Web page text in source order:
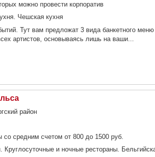
можно провести корпоратив
Чешская кухня
Тут вам предложат 3 вида банкетного
артистов, основываясь лишь на ваши...
район
средним счетом от 800 до 1500 руб.
и ночные рестораны.